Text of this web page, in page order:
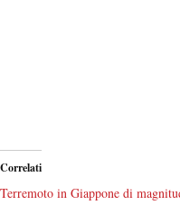
Correlati
Terremoto in Giappone di